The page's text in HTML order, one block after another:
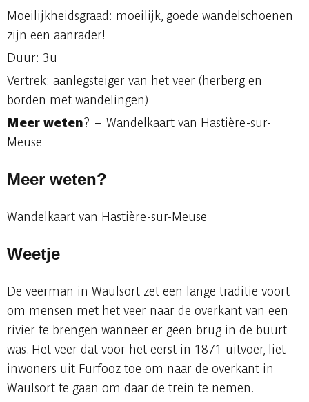
Moeilijkheidsgraad: moeilijk, goede wandelschoenen
zijn een aanrader!
Duur: 3u
Vertrek: aanlegsteiger van het veer (herberg en
borden met wandelingen)
Meer weten? – Wandelkaart van Hastière-sur-
Meuse
Meer weten?
Wandelkaart van Hastière-sur-Meuse
Weetje
De veerman in Waulsort zet een lange traditie voort
om mensen met het veer naar de overkant van een
rivier te brengen wanneer er geen brug in de buurt
was. Het veer dat voor het eerst in 1871 uitvoer, liet
inwoners uit Furfooz toe om naar de overkant in
Waulsort te gaan om daar de trein te nemen.